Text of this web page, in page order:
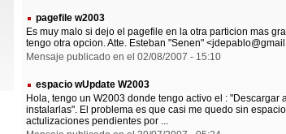
pagefile w2003
Es muy malo si dejo el pagefile en la otra particion mas
tengo otra opcion. Atte. Esteban "Senen"
Mensaje publicado en el 02/08/2007 - 15:10
espacio wUpdate W2003
Hola, tengo un W2003 donde tengo activo el :
instalarlas". El problema es que casi me quedo sin
actulizaciones pendientes por ...